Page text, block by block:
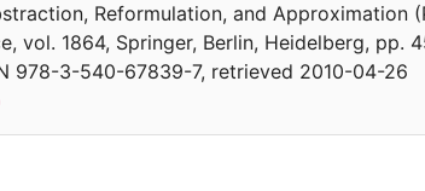
Reformulation, and Approximation
vol. 1864, Springer, Berlin, Heidelberg, pp.
978-3-540-67839-7, retrieved 2010-04-26